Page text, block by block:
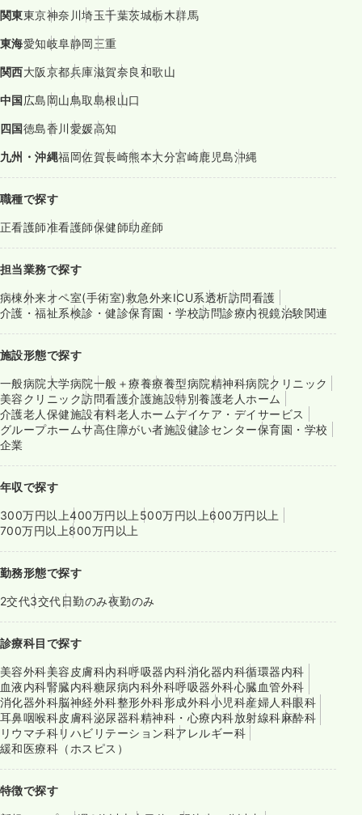
関東東京神奈川埼玉千葉茨城栃木群馬
東海愛知岐阜静岡三重
関西大阪京都兵庫滋賀奈良和歌山
中国 広島 岡山鳥取島根山口
四国徳島香川 愛媛高知
九州・沖縄福岡佐賀長崎熊本大分宮崎鹿児島沖縄
職種で探す
正看護師准看護師保健師助産師
担当業務で探す
病棟外来オペ室(手術室)救急外来ICU系透析訪問看護
介護・福祉系検診・健診保育園・学校訪問診療内視鏡治験関連
施設形態で探す
一般病院大学病院一般＋療養療養型病院精神科病院クリニック
美容クリニック訪問看護介護施設特別養護老人ホーム
介護老人保健施設有料老人ホームデイケア・デイサービス
グループホームサ高住障がい者施設健診センター保育園・学校
企業
年収で探す
300万円以上400万円以上500万円以上600万円以上
700万円以上800万円以上
勤務形態で探す
2交代3交代日勤のみ夜勤のみ
診療科目で探す
美容外科美容皮膚科内科呼吸器内科消化器内科循環器内科
血液内科腎臓内科糖尿病内科外科呼吸器外科心臓血管外科
消化器外科脳神経外科整形外科形成外科小児科産婦人科眼科
耳鼻咽喉科皮膚科泌尿器科精神科・心療内科放射線科麻酔科
リウマチ科リハビリテーション科アレルギー科
緩和医療科（ホスピス）
特徴で探す